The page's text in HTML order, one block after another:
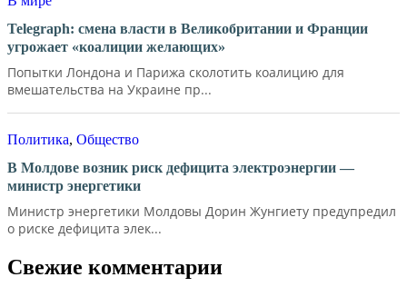
Telegraph: смена власти в Великобритании и Франции
угрожает «коалиции желающих»
Попытки Лондона и Парижа сколотить коалицию для
вмешательства на Украине пр...
Политика, Общество
В Молдове возник риск дефицита электроэнергии —
министр энергетики
Министр энергетики Молдовы Дорин Жунгиету предупредил
о риске дефицита элек...
Свежие комментарии